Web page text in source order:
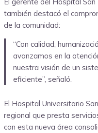
también destacó el
de la comunidad:
“Con calidad,
avanzamos en la
nuestra visión de un
eficiente”, señaló.
El Hospital Universitario
regional que presta
con esta nueva área